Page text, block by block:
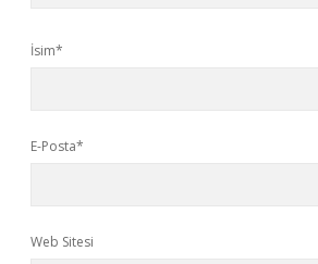
İsim*
E-Posta*
Web Sitesi